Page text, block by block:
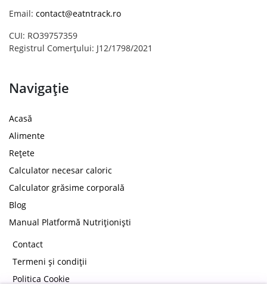
Email: contact@eatntrack.ro
CUI: RO39757359
Registrul Comerțului: J12/1798/2021
Navigație
Acasă
Alimente
Rețete
Calculator necesar caloric
Calculator grăsime corporală
Blog
Manual Platformă Nutriționiști
Contact
Termeni și condiții
Politica Cookie